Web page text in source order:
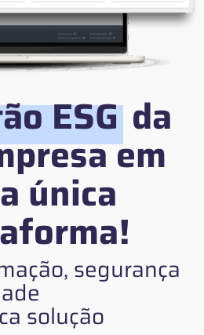
ESGda
em
única
segurança
solução